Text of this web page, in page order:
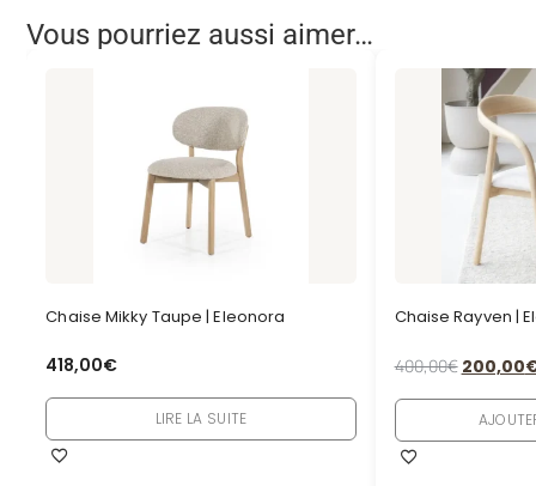
Vous pourriez aussi aimer…
Chaise Mikky Taupe | Eleonora
418,00€
LIRE LA SUITE
Chaise Rayven |
400,00€ 200,00